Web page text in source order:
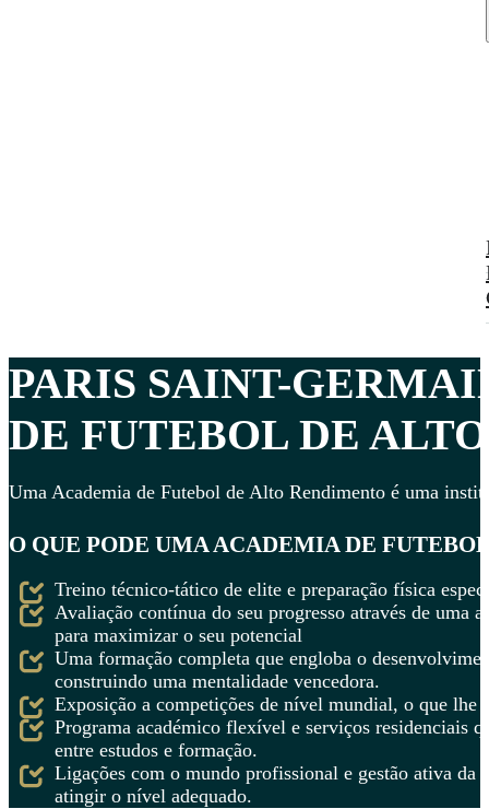
PARIS SAINT-
DE FUTEBOL DE
Uma Academia de Futebol de Alto Rendimento é uma
O QUE PODE UMA ACADEMIA DE
Treino técnico-tático de elite e preparação física
Avaliação contínua do seu progresso através de uma
para maximizar o seu potencial
Uma formação completa que engloba o
construindo uma mentalidade vencedora.
Exposição a competições de nível mundial, o que lhe
Programa académico flexível e serviços residenciais
entre estudos e formação.
Ligações com o mundo profissional e gestão ativa da
atingir o nível adequado.